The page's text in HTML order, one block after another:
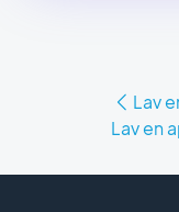
Lav
Lav en